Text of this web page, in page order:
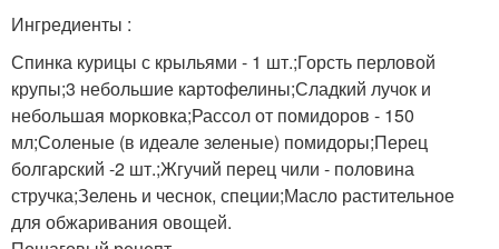
Ингредиенты :
Спинка курицы с крыльями - 1 шт.;Горсть перловой
крупы;3 небольшие картофелины;Сладкий лучок и
небольшая морковка;Рассол от помидоров - 150
мл;Соленые (в идеале зеленые) помидоры;Перец
болгарский -2 шт.;Жгучий перец чили - половина
стручка;Зелень и чеснок, специи;Масло растительное
для обжаривания овощей.